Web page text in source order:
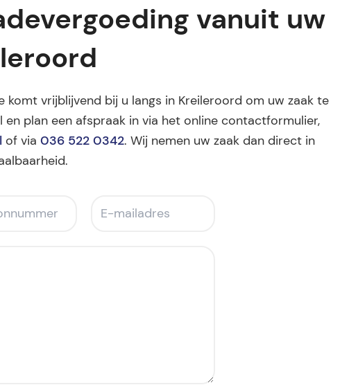
vanuit uw
komt vrijblijvend bij u langs in Kreileroord om uw zaak te
en plan een afspraak in via het online contactformulier,
of via 036 522 0342. Wij nemen uw zaak dan direct in